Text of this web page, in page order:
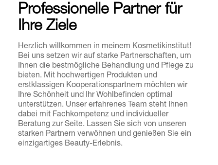
Professionelle Partner für
Ihre Ziele
Herzlich willkommen in meinem Kosmetikinstitut!
Bei uns setzen wir auf starke Partnerschaften, um
Ihnen die bestmögliche Behandlung und Pflege zu
bieten. Mit hochwertigen Produkten und
erstklassigen Kooperationspartnern möchten wir
Ihre Schönheit und Ihr Wohlbefinden optimal
unterstützen. Unser erfahrenes Team steht Ihnen
dabei mit Fachkompetenz und individueller
Beratung zur Seite. Lassen Sie sich von unseren
starken Partnern verwöhnen und genießen Sie ein
einzigartiges Beauty-Erlebnis.